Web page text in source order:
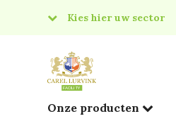
Kies hier uw sector
Food
Onze producten